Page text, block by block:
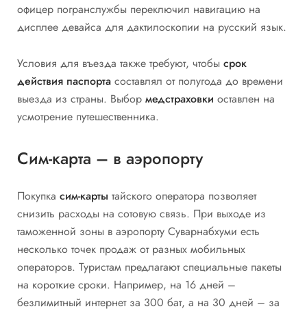
офицер погранслужбы переключил навигацию на
дисплее девайса для дактилоскопии на русский язык.
Условия для въезда также требуют, чтобы срок
действия паспорта составлял от полугода до времени
выезда из страны. Выбор медстраховки оставлен на
усмотрение путешественника.
Сим-карта – в аэропорту
Покупка сим-карты тайского оператора позволяет
снизить расходы на сотовую связь. При выходе из
таможенной зоны в аэропорту Суварнабхуми есть
несколько точек продаж от разных мобильных
операторов. Туристам предлагают специальные пакеты
на короткие сроки. Например, на 16 дней –
безлимитный интернет за 300 бат, а на 30 дней – за